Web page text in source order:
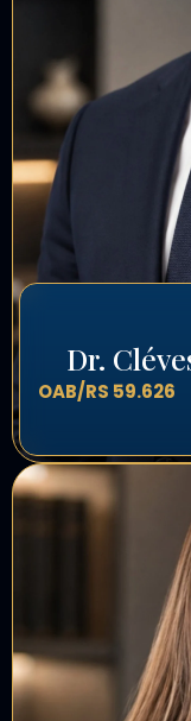
Dr.
OAB/RS 59.626